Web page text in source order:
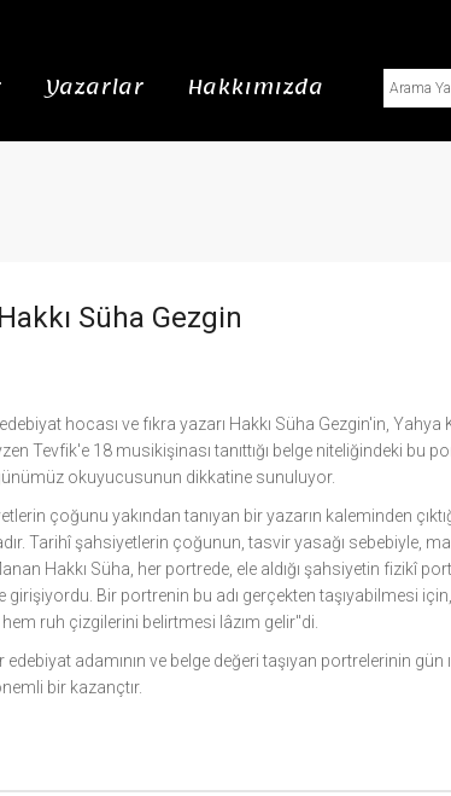
Yazarlar Hakkımızda
Hakkı Süha Gezgin
hocası ve fıkra yazarı Hakkı Süha Gezgin'in, Yahya
Tevfik'e 18 musikişinası tanıttığı belge niteliğindeki bu
okuyucusunun dikkatine sunuluyor.
çoğunu yakından tanıyan bir yazarın kaleminden
Tarihî şahsiyetlerin çoğunun, tasvir yasağı sebebiyle,
Hakkı Süha, her portrede, ele aldığı şahsiyetin fizikî
girişiyordu. Bir portrenin bu adı gerçekten taşıyabilmesi
ruh çizgilerini belirtmesi lâzım gelir"di.
adamının ve belge değeri taşıyan portrelerinin gün
bir kazançtır.